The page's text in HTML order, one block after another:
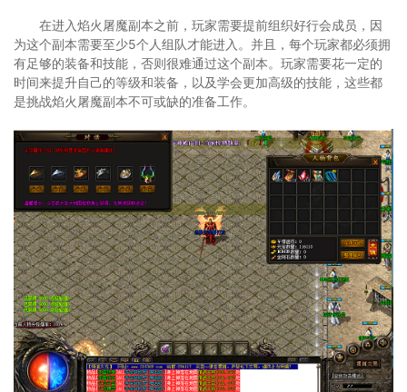
在进入焰火屠魔副本之前，玩家需要提前组织好行会成员，因
为这个副本需要至少5个人组队才能进入。并且，每个玩家都必须拥
有足够的装备和技能，否则很难通过这个副本。玩家需要花一定的
时间来提升自己的等级和装备，以及学会更加高级的技能，这些都
是挑战焰火屠魔副本不可或缺的准备工作。